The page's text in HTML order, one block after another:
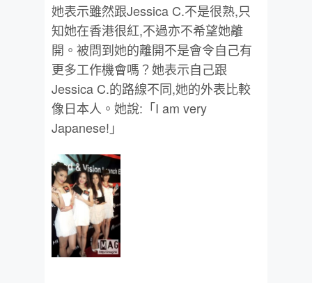
她表示雖然跟Jessica C.不是很熟,只
知她在香港很紅,不過亦不希望她離
開。被問到她的離開不是會令自己有
更多工作機會嗎？她表示自己跟
Jessica C.的路線不同,她的外表比較
像日本人。她說:「I am very
Japanese!」